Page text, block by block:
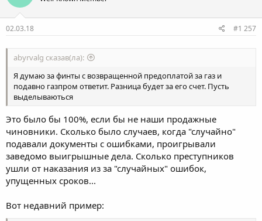
02.03.18 #1 257
abyrvalg сказав(ла):
Я думаю за финты с возвращенной предоплатой за газ и
подавно газпром ответит. Разница будет за его счет. Пусть
выделываються
Это было бы 100%, если бы не наши продажные
чиновники. Сколько было случаев, когда "случайно"
подавали документы с ошибками, проигрывали
заведомо выигрышные дела. Сколько преступников
ушли от наказания из за "случайных" ошибок,
упущенных сроков...
Вот недавний пример: